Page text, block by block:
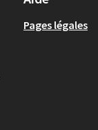
Pages légales